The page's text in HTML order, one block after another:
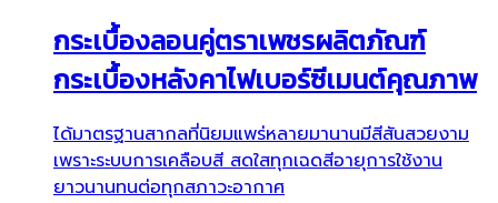
กระเบื้องลอนคู่ตราเพชรผลิตภัณฑ์
กระเบื้องหลังคาไฟเบอร์ซีเมนต์คุณภาพ
ได้มาตรฐานสากลที่นิยมแพร่หลายมานานมีสีสันสวยงาม
เพราะระบบการเคลือบสี สดใสทุกเฉดสีอายุการใช้งาน
ยาวนานทนต่อทุกสภาวะอากาศ